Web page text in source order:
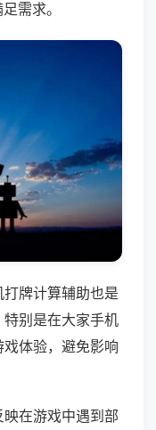
需求。
牌计算辅助也是
别是在大家手机
体验，避免影响
在游戏中遇到部